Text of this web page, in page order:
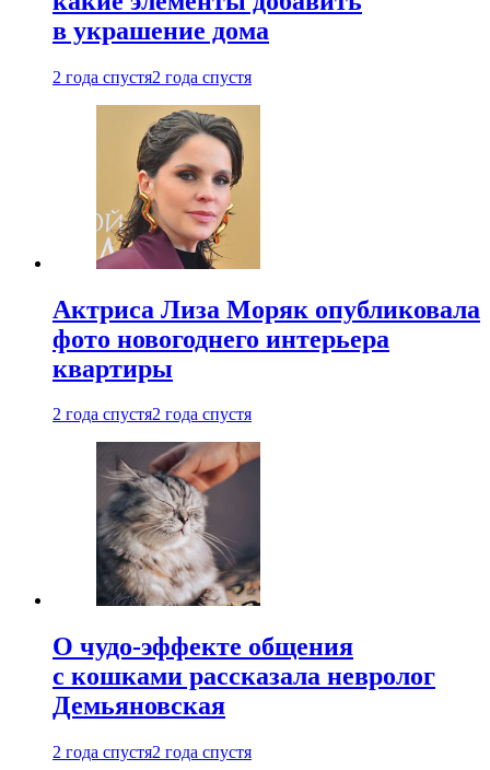
в украшение дома
2 года спустя2 года спустя
Актриса Лиза Моряк опубликовала
фото новогоднего интерьера
квартиры
2 года спустя2 года спустя
О чудо-эффекте общения
с кошками рассказала невролог
Демьяновская
2 года спустя2 года спустя